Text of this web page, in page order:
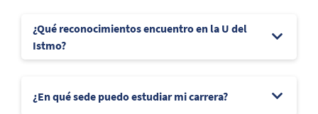
¿Qué reconocimientos encuentro en la U del
Istmo?
¿En qué sede puedo estudiar mi carrera?